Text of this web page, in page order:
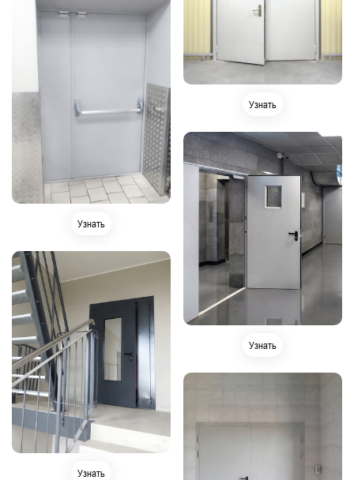
Узнать
Узнать
Узнать
Узнать